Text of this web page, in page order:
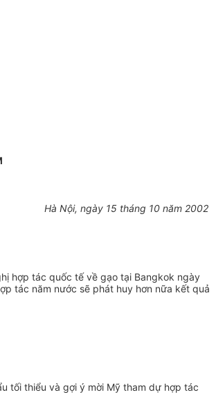
Hà Nội, ngày 15 tháng 10 năm 2002
hợp tác quốc tế về gạo tại Bangkok ngày
tác năm nước sẽ phát huy hơn nữa kết quả
tối thiểu và gợi ý mời Mỹ tham dự hợp tác